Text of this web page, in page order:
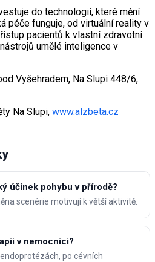
do technologií, které mění
péče funguje, od virtuální reality v
pacientů k vlastní zdravotní
umělé inteligence v
Vyšehradem, Na Slupi 448/6,
Na Slupi, www.alzbeta.cz
účinek pohybu v přírodě?
scenérie motivují k větší aktivitě.
v nemocnici?
po cévních